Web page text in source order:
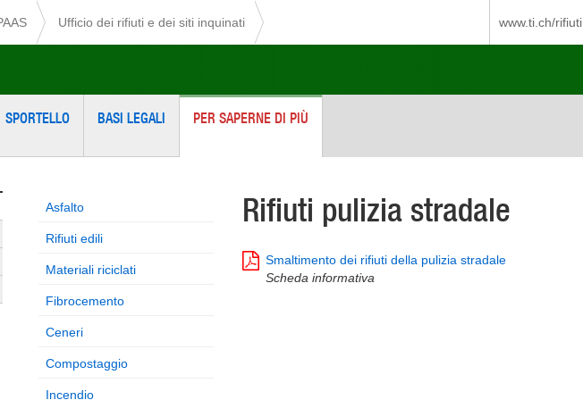
Ufficio dei rifiuti e dei siti inquinati www.ti.ch/rifiuti
SPORTELLO BASI LEGALI PER SAPERNE DI PIÙ
Asfalto
Rifiuti edili
Materiali riciclati
Fibrocemento
Ceneri
Compostaggio
Incendio
Rifiuti pulizia stradale
Smaltimento dei rifiuti della pulizia stradale
Scheda informativa